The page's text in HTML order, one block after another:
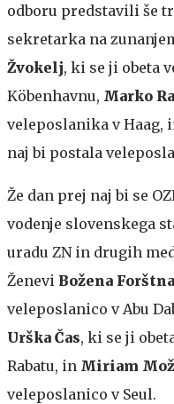
odboru predstavili še
sekretarka na
Žvokelj, ki se ji obeta
Köbenhavnu, Marko
veleposlanika v Haag,
naj bi postala
Že dan prej naj bi se
vodenje slovenskega
uradu ZN in drugih
Ženevi Božena
veleposlanico v Abu
Urška Čas, ki se ji
Rabatu, in Miriam
veleposlanico v Seul.